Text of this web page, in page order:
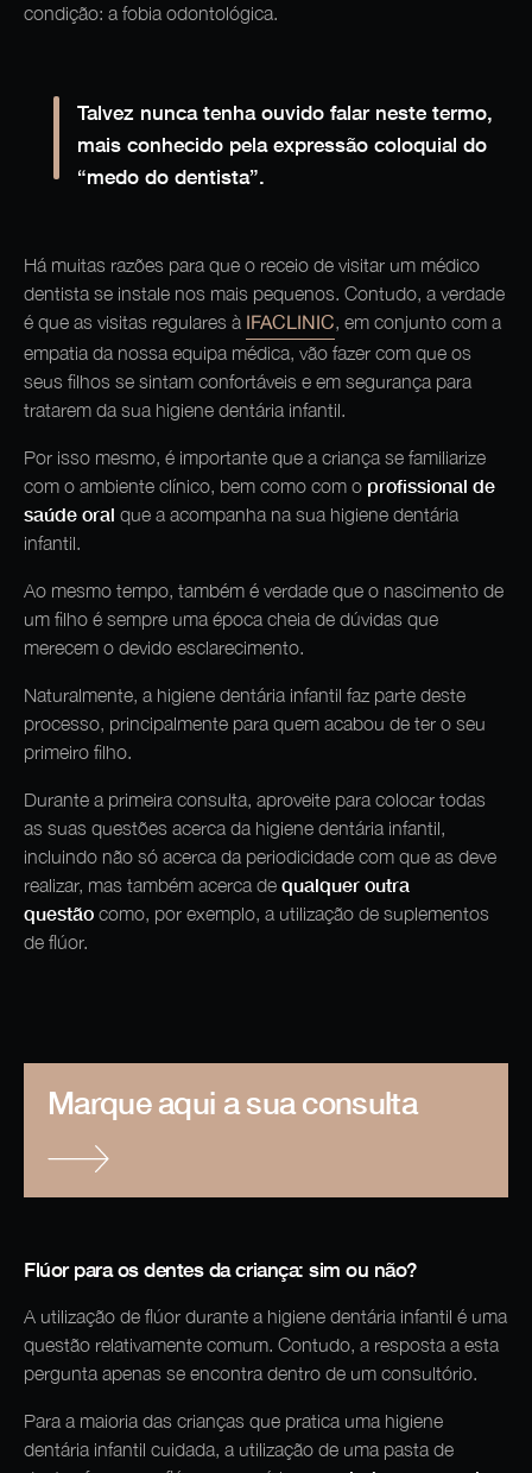
condição: a fobia odontológica.
Talvez nunca tenha ouvido falar neste termo,
mais conhecido pela expressão coloquial do
“medo do dentista”.
Há muitas razões para que o receio de visitar um médico
dentista se instale nos mais pequenos. Contudo, a verdade
é que as visitas regulares à IFACLINIC, em conjunto com a
empatia da nossa equipa médica, vão fazer com que os
seus filhos se sintam confortáveis e em segurança para
tratarem da sua higiene dentária infantil.
Por isso mesmo, é importante que a criança se familiarize
com o ambiente clínico, bem como com o profissional de
saúde oral que a acompanha na sua higiene dentária
infantil.
Ao mesmo tempo, também é verdade que o nascimento de
um filho é sempre uma época cheia de dúvidas que
merecem o devido esclarecimento.
Naturalmente, a higiene dentária infantil faz parte deste
processo, principalmente para quem acabou de ter o seu
primeiro filho.
Durante a primeira consulta, aproveite para colocar todas
as suas questões acerca da higiene dentária infantil,
incluindo não só acerca da periodicidade com que as deve
realizar, mas também acerca de qualquer outra
questão como, por exemplo, a utilização de suplementos
de flúor.
Marque aqui a sua consulta
Flúor para os dentes da criança: sim ou não?
A utilização de flúor durante a higiene dentária infantil é uma
questão relativamente comum. Contudo, a resposta a esta
pergunta apenas se encontra dentro de um consultório.
Para a maioria das crianças que pratica uma higiene
dentária infantil cuidada, a utilização de uma pasta de